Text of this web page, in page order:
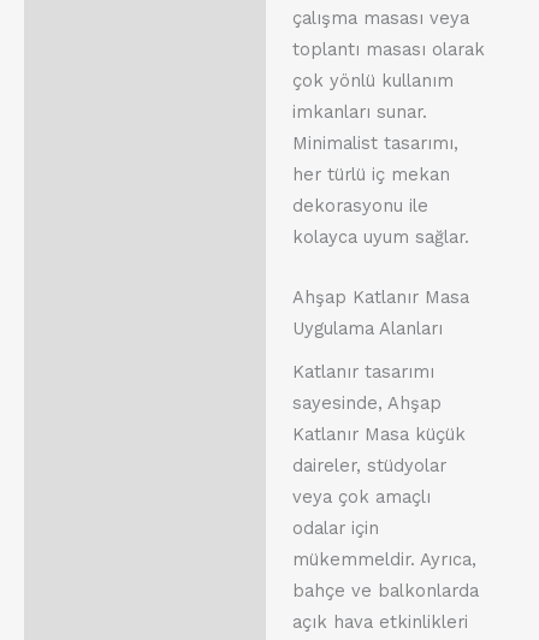
çalışma masası veya
toplantı masası olarak
çok yönlü kullanım
imkanları sunar.
Minimalist tasarımı,
her türlü iç mekan
dekorasyonu ile
kolayca uyum sağlar.
Ahşap Katlanır Masa
Uygulama Alanları
Katlanır tasarımı
sayesinde, Ahşap
Katlanır Masa küçük
daireler, stüdyolar
veya çok amaçlı
odalar için
mükemmeldir. Ayrıca,
bahçe ve balkonlarda
açık hava etkinlikleri